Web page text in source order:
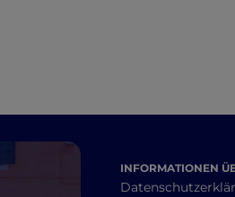
INFORMATIONEN